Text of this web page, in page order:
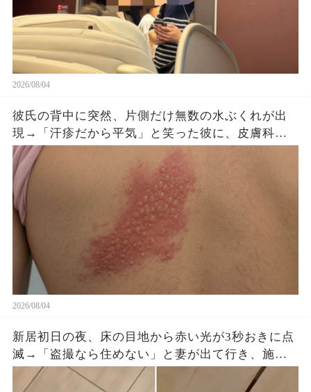
2026/08/04
彼氏の背中に突然、片側だけ無数の水ぶくれが出
現→「汗疹だから平気」と笑った彼に、皮膚科医
がすぐ服を下ろさせた理由
2026/08/04
新居初日の夜、床の目地から赤い光が3秒おきに点
滅→「盗撮なら住めない」と妻が出て行き、施工
会社へ動画を送ると…